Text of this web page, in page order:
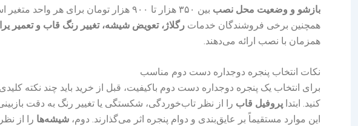
بازشو و وضعیت محل نصب بین ۳۵۰ هزار تا ۹۰۰ هزار تومان برای هر واحد متغیر است.
همچنین برخی فروشندگان خدمات رگلاژ، تعویض شیشه، تغییر رنگ قاب و تعمیر
همزمان با نصب ارائه می‌دهند.
نکات انتخاب پنجره دوجداره دست دوم مناسب
برای انتخاب یک پنجره دوجداره دست دوم باکیفیت، قبل از خرید باید چند نکته
کنید. ابتدا پروفیل قاب را از نظر تاب‌خوردگی، شکستگی یا تغییر رنگ به دقت بازبینی
این موارد مستقیماً بر عایق‌بندی و دوام پنجره اثر می‌گذارند. دوم، شیشه‌ها را از